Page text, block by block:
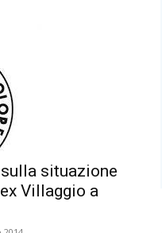
situazione
Villaggio a